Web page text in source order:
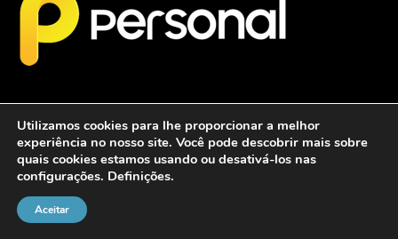
2026 - Personalcob - CNPJ: 12.837.042/0001-60- Todos direitos
Utilizamos cookies para lhe proporcionar a melhor
experiência no nosso site. Você pode descobrir mais sobre
quais cookies estamos usando ou desativá-los nas
configurações. Definições.
Aceitar